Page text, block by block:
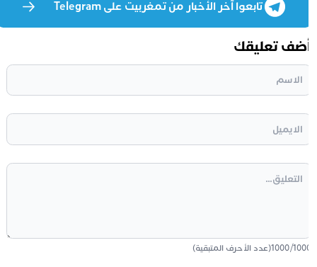
تابعوا آخر الأخبار من تمغربيت على Telegram
تعليقك
/
1000(عدد الأحرف المتبقية)